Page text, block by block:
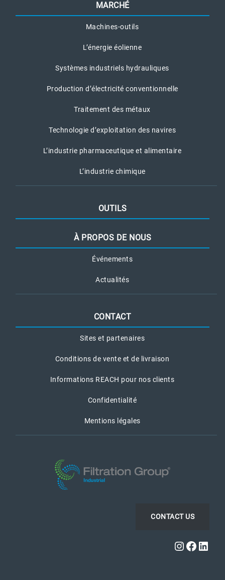
MARCHÉ
Machines-outils
L’énergie éolienne
Systèmes industriels hydrauliques
Production d’électricité conventionnelle
Traitement des métaux
Technologie d’exploitation des navires
L’industrie pharmaceutique et alimentaire
L’industrie chimique
OUTILS
À PROPOS DE NOUS
Événements
Actualités
CONTACT
Sites et partenaires
Conditions de vente et de livraison
Informations REACH pour nos clients
Confidentialité
Mentions légales
CONTACT US